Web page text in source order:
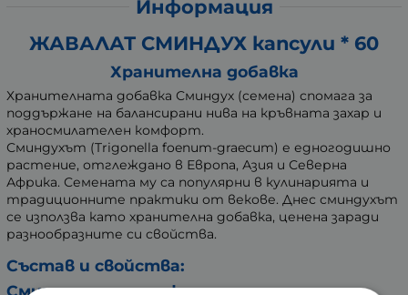
Информация
ЖАВАЛАТ СМИНДУХ капсули * 60
Хранителна добавка
Хранителната добавка Сминдух (семена) спомага за
поддържане на балансирани нива на кръвната захар и
храносмилателен комфорт.
Сминдухът (Trigonella foenum-graecum) е едногодишно
растение, отглеждано в Европа, Азия и Северна
Африка. Семената му са популярни в кулинарията и
традиционните практики от векове. Днес сминдухът
се използва като хранителна добавка, ценена заради
разнообразните си свойства.
Състав и свойства:
Сминдухът съдържа редица полезни